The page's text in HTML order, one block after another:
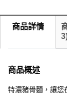
商品詳情
3
商品概述
特濃豬骨麵，讓您